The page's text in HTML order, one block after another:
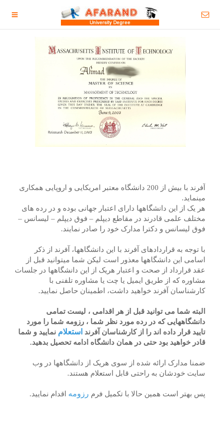
آفرند با بیش از 200 دانشگاه معتبر امریکایی و اروپایی همکاری
مینماید.
هر یک از این دانشگاهها دارای اعتبار جهانی بوده و در رده های
مختلف علمی قادرند در مقاطع دیپلم – فوق دیپلم – لیسانس –
فوق لیسانس و دکترا مدارک خود را صادر نمایند.
با توجه به قراردادهای آفرند با این دانشگاهها، آفرند از ذکر
اسامی این دانشگاهها معذور است لیکن شما میتوانید قبل از
عقد قرارداد از صحت و اعتبار هریک از این دانشگاهها در جلسات
مشاوره که از طریق ایمیل یا چت یا مشاوره تلفنی با
کارشناسان آفرند خواهید داشت، اطمینان حاصل نمایید.
البته شما می توانید قبل از هر اقدامی ، لیست تمامی
دانشگاههایی که در رده مورد نظر شما ، رزومه شما را مورد
تایید قرار داده اند را از کارشناسان آفرند استعلام نمایید و شما
قادر خواهید بود حتی در همان دانشگاه ادامه تحصیل بدهید.
ضمنا مدارک ارائه شده از سوی هریک از دانشگاهها در وب
سایت خودشان به راحتی قابل استعلام هستند.
پس بهتر است همین حالا با تکمیل فرم رزومه اقدام نمایید.